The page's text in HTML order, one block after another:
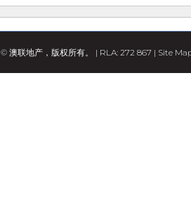
© 澳联地产，版权所有。 | RLA: 272 867 | Site